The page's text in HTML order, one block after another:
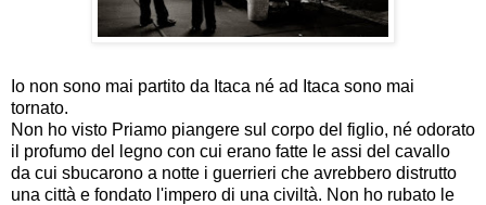
Io non sono mai partito da Itaca né ad Itaca sono mai
tornato.
Non ho visto Priamo piangere sul corpo del figlio, né odorato
il profumo del legno con cui erano fatte le assi del cavallo
da cui sbucarono a notte i guerrieri che avrebbero distrutto
una città e fondato l'impero di una civiltà. Non ho rubato le